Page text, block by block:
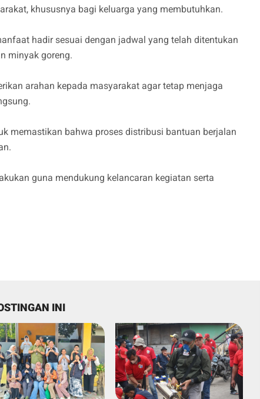
khususnya bagi keluarga yang membutuhkan.
hadir sesuai dengan jadwal yang telah ditentukan
minyak goreng.
arahan kepada masyarakat agar tetap menjaga
memastikan bahwa proses distribusi bantuan berjalan
guna mendukung kelancaran kegiatan serta
INI